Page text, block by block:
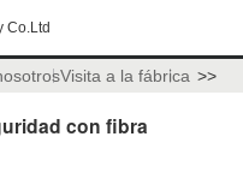
Co.Ltd
Visita a la fábrica >>
con fibra